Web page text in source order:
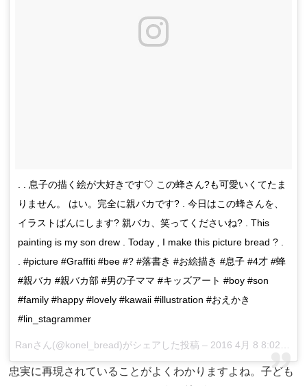
. . 息子の描く絵が大好きです♡ この蜂さん?も可愛いくてたま
りません。 はい。完全に親バカです? . 今日はこの蜂さんを、
イラストぱんにします? 親バカ、笑ってくださいね? . This
painting is my son drew . Today , I make this picture bread ? .
. #picture #Graffiti #bee #? #落書き #お絵描き #息子 #4才 #蜂
#親バカ #親バカ部 #男の子ママ #キッズアート #boy #son
#family #happy #lovely #kawaii #illustration #おえかき
#lin_stagrammer
Ranさん(@konel_bread)がシェアした投稿 – 2016 4月 8 8:02午後 PDT
忠実に再現されていることがよくわかりますよね。子ども